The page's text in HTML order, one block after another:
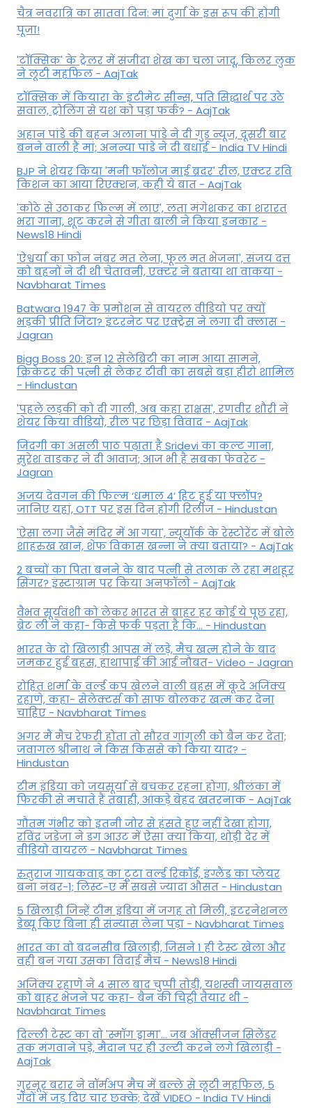
चैत्र नवरात्रि का सातवां दिन: मां दुर्गा के इस रूप की होगी
पूजा!
'टॉक्सिक' के ट्रेलर में संजीदा शेख का चला जादू, किलर लुक
ने लूटी महफिल - AajTak
टॉक्सिक में कियारा के इंटीमेट सीन्स, पति सिद्धार्थ पर उठे
सवाल, ट्रोलिंग से यश को पड़ा फर्क? - AajTak
अहान पांडे की बहन अलाना पांडे ने दी गुड न्यूज, दूसरी बार
बनने वाली हैं मां; अनन्या पांडे ने दी बधाई - India TV Hindi
BJP ने शेयर किया 'मनी फॉलोज माई ब्रदर' रील, एक्टर रवि
किशन का आया रिएक्शन, कही ये बात - AajTak
'कोठे से उठाकर फिल्म में लाए', लता मंगेशकर का शरारत
भरा गाना, शूट करने से गीता बाली ने किया इनकार -
News18 Hindi
'ऐश्वर्या का फोन नंबर मत लेना, फूल मत भेजना', संजय दत्त
को बहनों ने दी थी चेतावनी, एक्टर ने बताया था वाकया -
Navbharat Times
Batwara 1947 के प्रमोशन से वायरल वीडियो पर क्यों
भड़की प्रीति जिंटा? इंटरनेट पर एक्ट्रेस ने लगा दी क्लास -
Jagran
Bigg Boss 20: इन 12 सेलेब्रिटी का नाम आया सामने,
क्रिकेटर की पत्नी से लेकर टीवी का सबसे बड़ा हीरो शामिल
- Hindustan
'पहले लड़की को दी गाली, अब कहा राक्षस', रणवीर शौरी ने
शेयर किया वीडियो, रील पर छिड़ा विवाद - AajTak
जिंदगी का असली पाठ पढ़ाता है Sridevi का कल्ट गाना,
सुरेश वाडकर ने दी आवाज; आज भी है सबका फेवरेट -
Jagran
अजय देवगन की फिल्म ‘धमाल 4’ हिट हुई या फ्लॉप?
जानिए यहां, OTT पर इस दिन होगी रिलीज - Hindustan
'ऐसा लगा जैसे मंदिर में आ गया', न्यूयॉर्क के रेस्टोरेंट में बोले
शाहरुख खान, शेफ विकास खन्ना ने क्या बताया? - AajTak
2 बच्चों का पिता बनने के बाद पत्नी से तलाक ले रहा मशहूर
सिंगर? इंस्टाग्राम पर किया अनफॉलो - AajTak
वैभव सूर्यवंशी को लेकर भारत से बाहर हर कोई ये पूछ रहा,
ब्रेट ली ने कहा- किसे फर्क पड़ता है कि… - Hindustan
भारत के दो खिलाड़ी आपस में लड़े, मैच खत्म होने के बाद
जमकर हुई बहस, हाथापाई की आई नौबत- Video - Jagran
रोहित शर्मा के वर्ल्ड कप खेलने वाली बहस में कूदे अजिंक्य
रहाणे, कहा- सेलेक्टर्स को साफ बोलकर खत्म कर देना
चाहिए - Navbharat Times
अगर मैं मैच रेफरी होता तो सौरव गांगुली को बैन कर देता;
जवागल श्रीनाथ ने किस किससे को किया याद? -
Hindustan
टीम इंडिया को जयसूर्या से बचकर रहना होगा, श्रीलंका में
फिरकी से मचाते हैं तबाही, आंकड़े बेहद खतरनाक - AajTak
गौतम गंभीर को इतनी जोर से हंसते हुए नहीं देखा होगा,
रविंद्र जडेजा ने डग आउट में ऐसा क्या किया, थोड़ी देर में
वीडियो वायरल - Navbharat Times
रुतुराज गायकवाड़ का टूटा वर्ल्ड रिकॉर्ड, इंग्लैंड का प्लेयर
बना नंबर-1; लिस्ट-ए में सबसे ज्यादा औसत - Hindustan
5 खिलाड़ी जिन्हें टीम इंडिया में जगह तो मिली, इंटरनेशनल
डेब्यू किए बिना ही संन्यास लेना पड़ा - Navbharat Times
भारत का वो बदनसीब खिलाड़ी, जिसने 1 ही टेस्ट खेला और
वही बन गया उसका विदाई मैच - News18 Hindi
अजिंक्य रहाणे ने 4 साल बाद चुप्पी तोड़ी, यशस्वी जायसवाल
को बाहर भेजने पर कहा- बैन की चिट्ठी तैयार थी -
Navbharat Times
दिल्ली टेस्ट का वो 'स्मॉग ड्रामा'... जब ऑक्सीजन सिलेंडर
तक मंगवाने पड़े, मैदान पर ही उल्टी करने लगे खिलाड़ी -
AajTak
गुरनूर बरार ने वॉर्मअप मैच में बल्ले से लूटी महफिल, 5
गेंदों में जड़ दिए चार छक्के; देखें VIDEO - India TV Hindi